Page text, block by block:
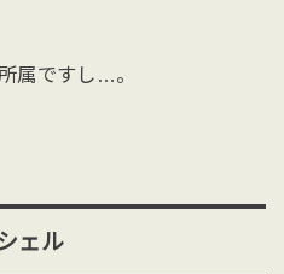
属ですし…。
ェル